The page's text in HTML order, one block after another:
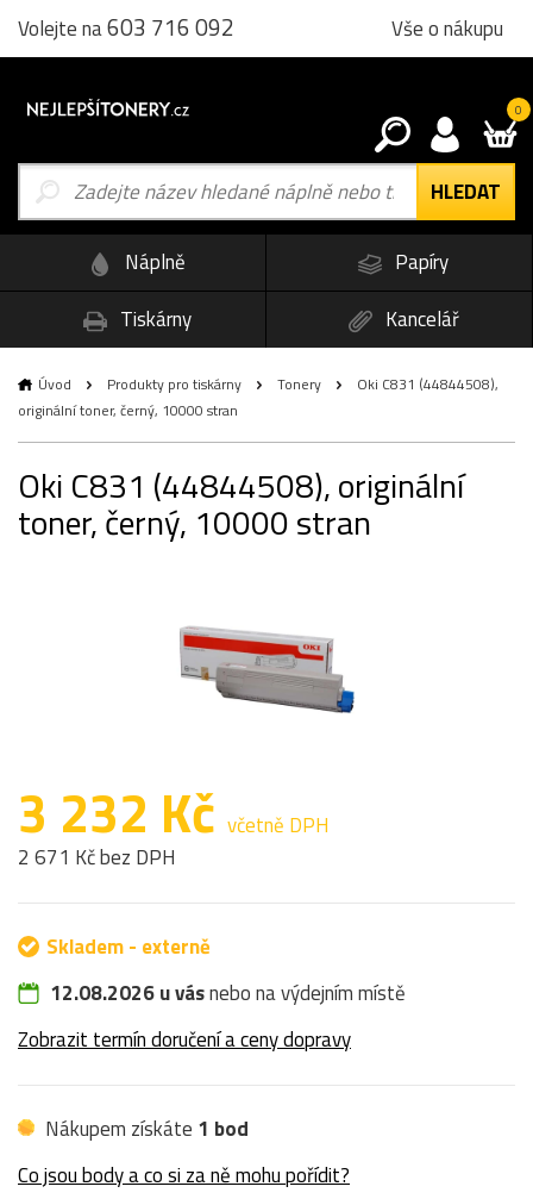
Volejte na603 716 092 Vše o nákupu
0
Náplně
Papíry
Tiskárny
Kancelář
Úvod Produkty pro tiskárny Tonery
Oki C831 (44844508),
originální toner, černý, 10000 stran
Oki C831 (44844508), originální
toner, černý, 10000 stran
3 232 Kč včetně DPH
2 671 Kč bez DPH
Skladem - externě
12.08.2026 u vásnebo na výdejním místě
Zobrazit termín doručení a ceny dopravy
Nákupem získáte 1 bod
Co jsou body a co si za ně mohu pořídit?